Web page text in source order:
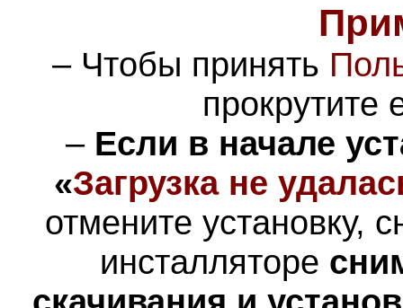
– Чтобы принять
прокрутите
– Если в начале
«Загрузка не
отмените установку,
инсталляторе